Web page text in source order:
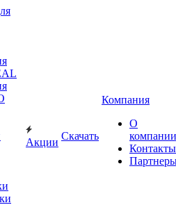
Акции
Скачать
Компания
О
компании
Контакты